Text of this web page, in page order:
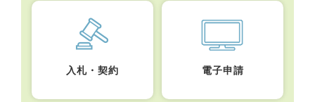
入札・契約 電子申請